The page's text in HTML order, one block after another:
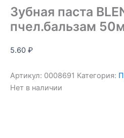
Зубная паста
пчел.бальзам
5.60 ₽
Артикул: 0008691 Категория:
Нет в наличии